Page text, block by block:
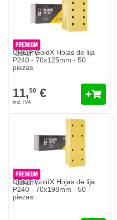
CROP GoldX Hojas de lija
P240 - 70x125mm - 50
piezas
11,50 €
CROP GoldX Hojas de lija
P240 - 70x198mm - 50
piezas